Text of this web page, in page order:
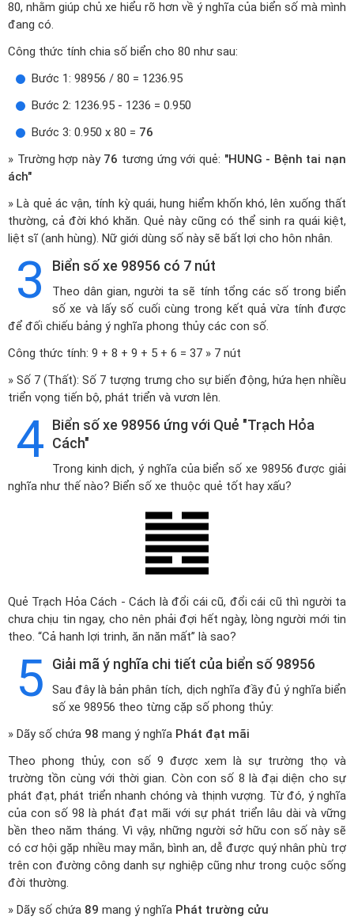
80, nhằm giúp chủ xe hiểu rõ hơn về ý nghĩa của biển số mà mình
đang có.
Công thức tính chia số biển cho 80 như sau:
Bước 1: 98956 / 80 = 1236.95
Bước 2: 1236.95 - 1236 = 0.950
Bước 3: 0.950 x 80 = 76
» Trường hợp này 76 tương ứng với quẻ: "HUNG - Bệnh tai nạn
ách"
» Là quẻ ác vận, tính kỳ quái, hung hiểm khốn khó, lên xuống thất
thường, cả đời khó khăn. Quẻ này cũng có thể sinh ra quái kiệt,
liệt sĩ (anh hùng). Nữ giới dùng số này sẽ bất lợi cho hôn nhân.
3 Biển số xe 98956 có 7 nút
Theo dân gian, người ta sẽ tính tổng các số trong biển
số xe và lấy số cuối cùng trong kết quả vừa tính được
để đối chiếu bảng ý nghĩa phong thủy các con số.
Công thức tính: 9 + 8 + 9 + 5 + 6 = 37 » 7 nút
» Số 7 (Thất): Số 7 tượng trưng cho sự biến động, hứa hẹn nhiều
triển vọng tiến bộ, phát triển và vươn lên.
4 Biển số xe 98956 ứng với Quẻ "Trạch Hỏa
Cách"
Trong kinh dịch, ý nghĩa của biển số xe 98956 được giải
nghĩa như thế nào? Biển số xe thuộc quẻ tốt hay xấu?
Quẻ Trạch Hỏa Cách - Cách là đổi cái cũ, đổi cái cũ thì người ta
chưa chịu tin ngay, cho nên phải đợi hết ngày, lòng người mới tin
theo. “Cả hanh lợi trinh, ăn năn mất” là sao?
5 Giải mã ý nghĩa chi tiết của biển số 98956
Sau đây là bản phân tích, dịch nghĩa đầy đủ ý nghĩa biển
số xe 98956 theo từng cặp số phong thủy:
» Dãy số chứa 98 mang ý nghĩa Phát đạt mãi
Theo phong thủy, con số 9 được xem là sự trường thọ và
trường tồn cùng với thời gian. Còn con số 8 là đại diện cho sự
phát đạt, phát triển nhanh chóng và thịnh vượng. Từ đó, ý nghĩa
của con số 98 là phát đạt mãi với sự phát triển lâu dài và vững
bền theo năm tháng. Vì vậy, những người sở hữu con số này sẽ
có cơ hội gặp nhiều may mắn, bình an, dễ được quý nhân phù trợ
trên con đường công danh sự nghiệp cũng như trong cuộc sống
đời thường.
» Dãy số chứa 89 mang ý nghĩa Phát trường cửu